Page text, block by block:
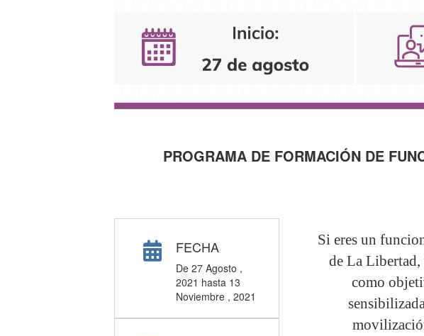
PROGRAMA DE FORMACIÓN DE
FECHA
De27 Agosto ,
2021 hasta 13
Noviembre , 2021
Si eres un
de La
como